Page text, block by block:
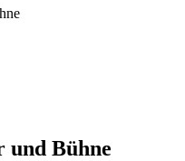
und Bühne